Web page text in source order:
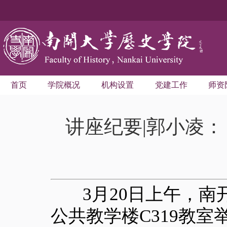
首页 学院概况 机构设置 党建工作 师资
讲座纪要|郭小凌
3月20日上午，南
公共教学楼C319教室